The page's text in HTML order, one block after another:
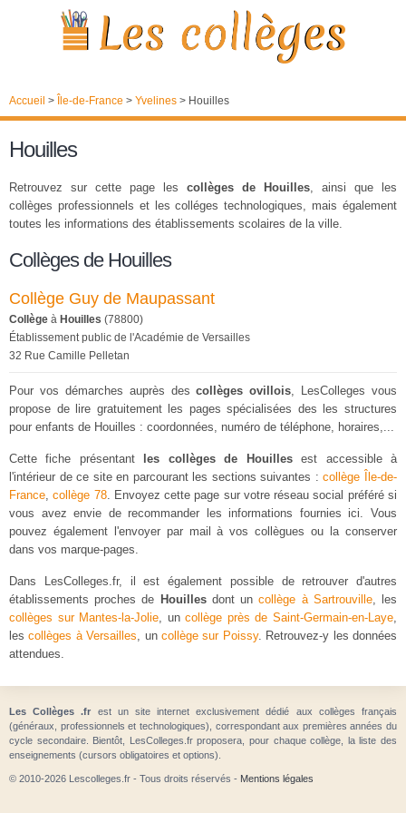
Accueil > Île-de-France > Yvelines > Houilles
Houilles
Retrouvez sur cette page les collèges de Houilles, ainsi que les
collèges professionnels et les colléges technologiques, mais également
toutes les informations des établissements scolaires de la ville.
Collèges de Houilles
Collège Guy de Maupassant
Collège à Houilles (78800)
Établissement public de l'Académie de Versailles
32 Rue Camille Pelletan
Pour vos démarches auprès descollèges ovillois, LesColleges vous
propose de lire gratuitement les pages spécialisées des les structures
pour enfants de Houilles : coordonnées, numéro de téléphone, horaires,...
Cette fiche présentant les collèges de Houillesest accessible à
l'intérieur de ce site en parcourant les sections suivantes :collège Île-de-
France,collège 78. Envoyez cette page sur votre réseau social préféré si
vous avez envie de recommander les informations fournies ici. Vous
pouvez également l'envoyer par mail à vos collègues ou la conserver
dans vos marque-pages.
Dans LesColleges.fr, il est également possible de retrouver d'autres
établissements proches de Houillesdont uncollège à Sartrouville, les
collèges sur Mantes-la-Jolie, uncollège près de Saint-Germain-en-Laye,
lescollèges à Versailles, uncollège sur Poissy. Retrouvez-y les données
attendues.
Les Collèges .fr est un site internet exclusivement dédié aux collèges français
(généraux, professionnels et technologiques), correspondant aux premières années du
cycle secondaire. Bientôt, LesColleges.fr proposera, pour chaque collège, la liste des
enseignements (cursors obligatoires et options).
© 2010-2026 Lescolleges.fr - Tous droits réservés - Mentions légales